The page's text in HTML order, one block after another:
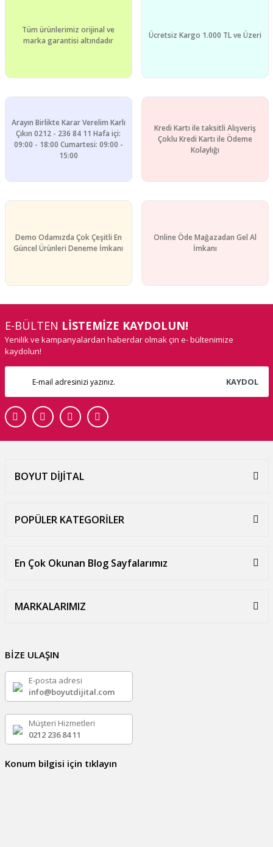
Tüm ürünlerimiz orijinal ve
marka garantisi altındadır
Ücretsiz Kargo 1.000 TL ve Üzeri
Arayın Birlikte Karar Verelim Karlı
Çıkın 0212 - 236 84 11 Hafa içi:
09:00 - 18:00 Cumartesi: 09:00 -
15:00
Kredi Kartı ile taksitli Alışveriş
Çoklu Kredi Kartı ile Ödeme
Kolaylığı
Demo Odamızda Çok Çeşitli En
Güncel Ürünleri Deneme İmkanı
Online Öde Mağazadan Gel Al
İmkanı
E-BÜLTEN LİSTEMİZE KAYDOLUN!
Yenilik ve kampanyalardan haberdar olmak çin e- bültenimize
kaydolun!
KAYDOL
BOYUT DİJİTAL
POPÜLER KATEGORİLER
En Çok Okunan Blog Sayfalarımız
MARKALARIMIZ
BİZE ULAŞIN
E-posta adresi
info@boyutdijital.com
Müşteri Hizmetleri
0212 236 84 11
Konum bilgisi için tıklayın